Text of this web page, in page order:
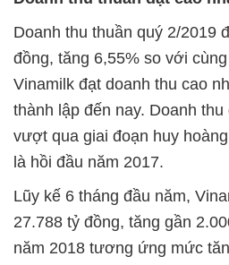
Doanh thu thuần quý 2/2019
đồng, tăng 6,55% so với
Vinamilk đạt doanh thu cao
thành lập đến nay. Doanh
vượt qua giai đoạn huy
là hồi đầu năm 2017.
Lũy kế 6 tháng đầu năm,
27.788 tỷ đồng, tăng gần
năm 2018 tương ứng mức